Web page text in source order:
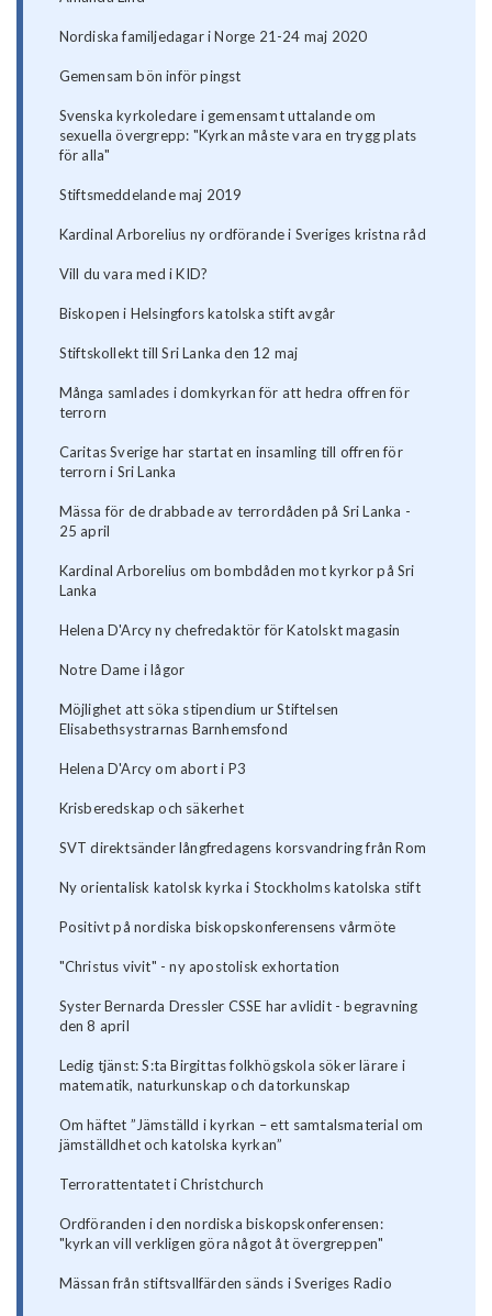
Nordiska familjedagar i Norge 21-24 maj 2020
Gemensam bön inför pingst
Svenska kyrkoledare i gemensamt uttalande om
sexuella övergrepp: "Kyrkan måste vara en trygg plats
för alla"
Stiftsmeddelande maj 2019
Kardinal Arborelius ny ordförande i Sveriges kristna råd
Vill du vara med i KID?
Biskopen i Helsingfors katolska stift avgår
Stiftskollekt till Sri Lanka den 12 maj
Många samlades i domkyrkan för att hedra offren för
terrorn
Caritas Sverige har startat en insamling till offren för
terrorn i Sri Lanka
Mässa för de drabbade av terrordåden på Sri Lanka -
25 april
Kardinal Arborelius om bombdåden mot kyrkor på Sri
Lanka
Helena D'Arcy ny chefredaktör för Katolskt magasin
Notre Dame i lågor
Möjlighet att söka stipendium ur Stiftelsen
Elisabethsystrarnas Barnhemsfond
Helena D'Arcy om abort i P3
Krisberedskap och säkerhet
SVT direktsänder långfredagens korsvandring från Rom
Ny orientalisk katolsk kyrka i Stockholms katolska stift
Positivt på nordiska biskopskonferensens vårmöte
"Christus vivit" - ny apostolisk exhortation
Syster Bernarda Dressler CSSE har avlidit - begravning
den 8 april
Ledig tjänst: S:ta Birgittas folkhögskola söker lärare i
matematik, naturkunskap och datorkunskap
Om häftet ”Jämställd i kyrkan – ett samtalsmaterial om
jämställdhet och katolska kyrkan”
Terrorattentatet i Christchurch
Ordföranden i den nordiska biskopskonferensen:
"kyrkan vill verkligen göra något åt övergreppen"
Mässan från stiftsvallfärden sänds i Sveriges Radio